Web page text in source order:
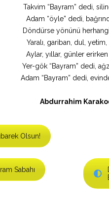
Takvim “Bayram” dedi,
Adam “öyle” dedi,
Döndürse yönünü
Yaralı, gariban, dul, yetim,
Aylar, yıllar, günler
Yer-gök “Bayram” dedi,
Adam “Bayram” dedi,
Abdurrahim
Olsun!
Sabahı